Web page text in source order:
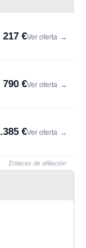
217 €Ver oferta →
790 €Ver oferta →
€Ver oferta →
Enlaces de afiliación